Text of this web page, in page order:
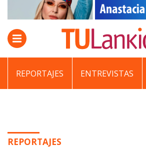
REPORTAJES ENTREVISTAS
REPORTAJES